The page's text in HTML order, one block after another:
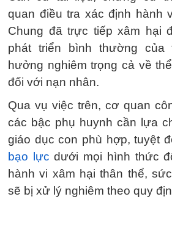
quan điều tra xác định hành
Chung đã trực tiếp xâm hại
phát triển bình thường của
hưởng nghiêm trọng cả về
đối với nạn nhân.
Qua vụ việc trên, cơ quan
các bậc phụ huynh cần lựa
giáo dục con phù hợp, tuyệt
bạo lực dưới mọi hình thức
hành vi xâm hại thân thể,
sẽ bị xử lý nghiêm theo quy